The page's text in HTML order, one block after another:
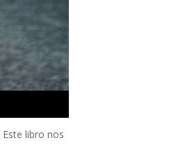
Este libro nos